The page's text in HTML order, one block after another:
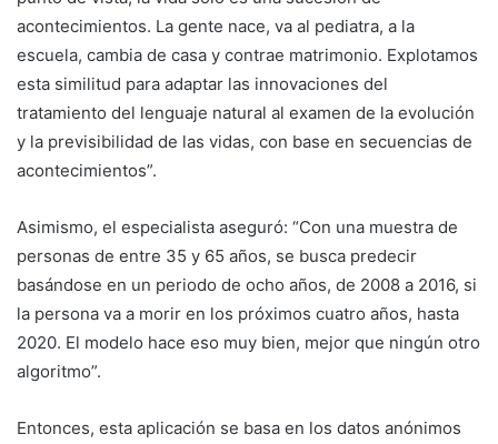
acontecimientos. La gente nace, va al pediatra, a la
escuela, cambia de casa y contrae matrimonio. Explotamos
esta similitud para adaptar las innovaciones del
tratamiento del lenguaje natural al examen de la evolución
y la previsibilidad de las vidas, con base en secuencias de
acontecimientos”.
Asimismo, el especialista aseguró: “Con una muestra de
personas de entre 35 y 65 años, se busca predecir
basándose en un periodo de ocho años, de 2008 a 2016, si
la persona va a morir en los próximos cuatro años, hasta
2020. El modelo hace eso muy bien, mejor que ningún otro
algoritmo”.
Entonces, esta aplicación se basa en los datos anónimos